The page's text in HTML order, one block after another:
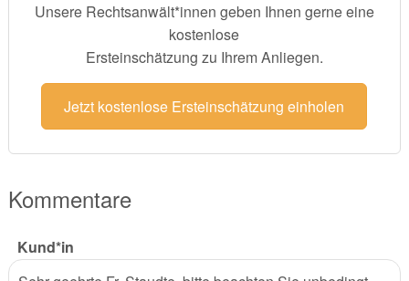
Unsere Rechtsanwält*innen geben Ihnen gerne eine
kostenlose
Ersteinschätzung zu Ihrem Anliegen.
Jetzt kostenlose Ersteinschätzung einholen
Kommentare
Kund*in